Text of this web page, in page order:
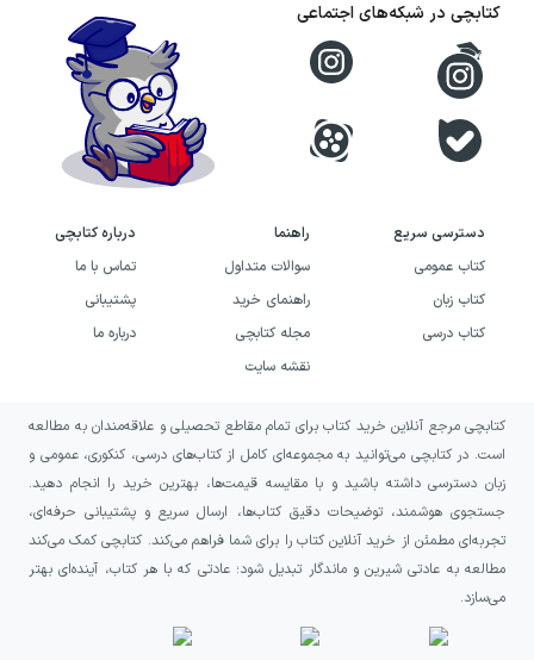
دسترسی سریع
کتاب عمومی
کتاب زبان
کتاب درسی
راهنما
سوالات متداول
راهنمای خرید
مجله کتابچی
نقشه سایت
درباره کتابچی
تماس با ما
پشتیبانی
درباره ما
کتابچی در شبکه‌های اجتماعی
کتابچی مرجع آنلاین خرید کتاب برای تمام مقاطع تحصیلی و علاقه‌مندان به مطالعه
است. در کتابچی می‌توانید به مجموعه‌ای کامل از کتاب‌های درسی، کنکوری، عمومی و
زبان دسترسی داشته باشید و با مقایسه قیمت‌ها، بهترین خرید را انجام دهید.
جستجوی هوشمند، توضیحات دقیق کتاب‌ها، ارسال سریع و پشتیبانی حرفه‌ای،
تجربه‌ای مطمئن از خرید آنلاین کتاب را برای شما فراهم می‌کند. کتابچی کمک می‌کند
مطالعه به عادتی شیرین و ماندگار تبدیل شود؛ عادتی که با هر کتاب، آینده‌ای بهتر
می‌سازد.